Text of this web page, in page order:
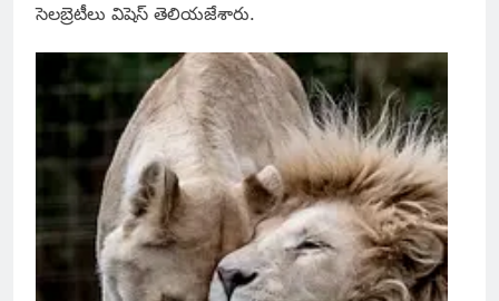
సెలబ్రెటీలు విషెస్ తెలియజేశారు.